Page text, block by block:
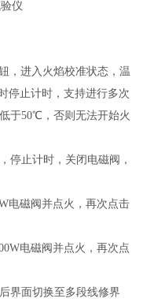
，进入火焰校准状态，温
停止计时，支持进行多次
于50℃，否则无法开始火
停止计时，关闭电磁阀，
电磁阀并点火，再次点击
电磁阀并点火，再次点
界面切换至多段线修界